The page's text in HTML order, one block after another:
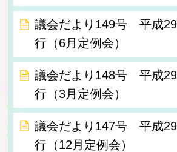
議会だより149号 平成
行（6月定例会）
議会だより148号 平成
行（3月定例会）
議会だより147号 平成
行（12月定例会）